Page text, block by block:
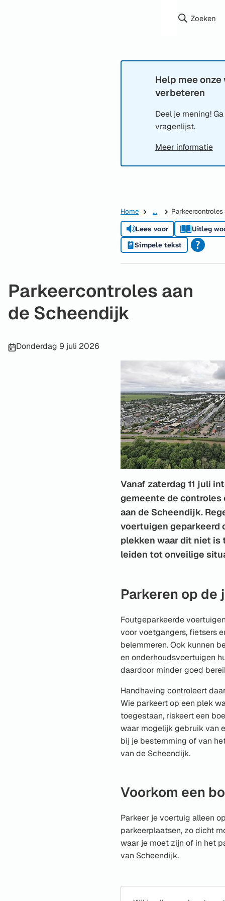
Zoeken
Informatie:
Help mee
verbeteren
Deel je mening!
vragenlijst.
Meer informatie
Home ...
Lees voor
Uitleg
Simpele tekst
Parkeercontroles aan
de Scheendijk
Publicatiedatum:
Donderdag 9 juli 2026
Vanaf zaterdag 11 juli
gemeente de
aan de Scheendijk.
voertuigen geparkeerd
plekken waar dit niet is
leiden tot onveilige
Parkeren op
Foutgeparkeerde
voor voetgangers, fietsers
belemmeren. Ook kunnen
en onderhoudsvoertuigen
daardoor minder goed
Handhaving controleert
Wie parkeert op een plek
toegestaan, riskeert een
waar mogelijk gebruik van
bij je bestemming of van
van de Scheendijk.
Voorkom een
Parkeer je voertuig alleen
parkeerplaatsen, zo dicht
waar je moet zijn of in het
van Scheendijk.